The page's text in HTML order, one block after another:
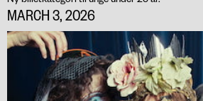
MARCH 3, 2026